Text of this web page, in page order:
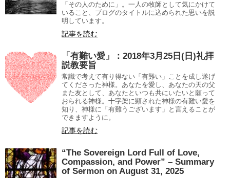
「その人のために」。一人の牧師として気にかけて
いること、ブログのタイトルに込められた思いを説
明しています。
記事を読む
「有難い愛」：2018年3月25日(日)礼拝
説教要旨
常識で考えて有り得ない「有難い」ことを成し遂げ
てくださった神様。あなたを愛し、あなたの天の父
また友として、あなたといつも共にいたいと願って
おられる神様。十字架に顕された神様の有難い愛を
知り、神様に「有難うございます」と言えることが
できますように。
記事を読む
“The Sovereign Lord Full of Love,
Compassion, and Power” – Summary
of Sermon on August 31, 2025